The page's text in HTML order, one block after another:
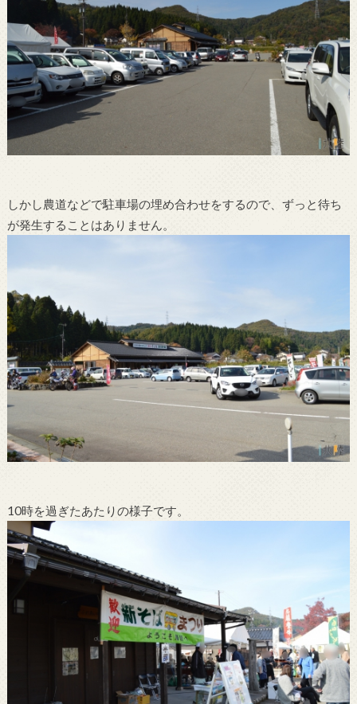
しかし農道などで駐車場の埋め合わせをするので、ずっと待ち
が発生することはありません。
10時を過ぎたあたりの様子です。